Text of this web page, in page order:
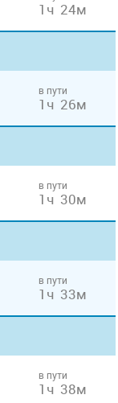
1ч 24м
в пути
1ч 26м
в пути
1ч 30м
в пути
1ч 33м
в пути
1ч 38м